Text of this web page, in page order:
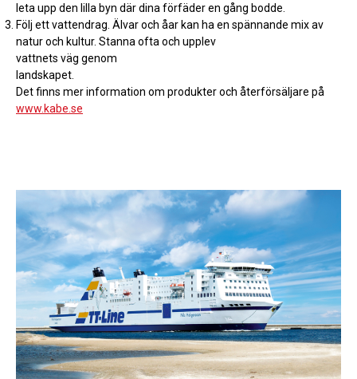
leta upp den lilla byn där dina förfäder en gång bodde.
Följ ett vattendrag. Älvar och åar kan ha en spännande mix av
natur och kultur. Stanna ofta och upplev
vattnets väg genom
landskapet.
Det finns mer information om produkter och återförsäljare på
www.kabe.se